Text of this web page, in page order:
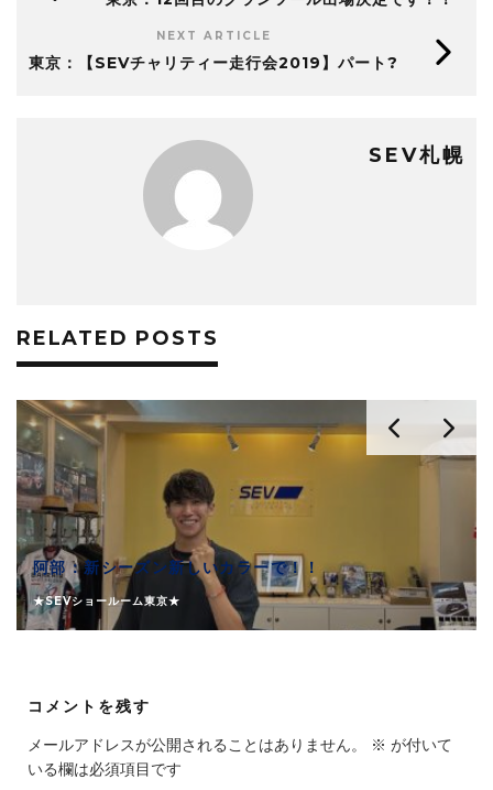
NEXT ARTICLE
東京：【SEVチャリティー走行会2019】パート?
SEV札幌
RELATED POSTS
阿部：新シーズン新しいカラーで！！
★SEVショールーム東京★
コメントを残す
メールアドレスが公開されることはありません。 ※ が付いて
いる欄は必須項目です